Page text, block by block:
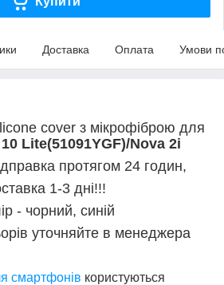
Доставка Оплата Умови
cover з мікрофіброю для
Lite(51091YGF)/Nova 2i
протягом 24 годин,
1-3 дні!!!
- чорний, синій
уточняйте в менеджера
смартфонів користуються